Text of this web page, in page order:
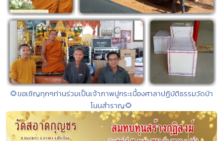
🌻ขอเชิญทุกๆท่านร่วมเป็นเจ้าภาพปูกระเบื้องศาลาปฏิบัติธรรมวัดป่า
โนนสำราญ🌻